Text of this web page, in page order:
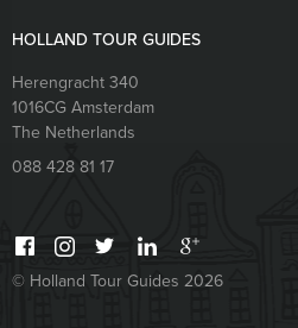
HOLLAND TOUR GUIDES
Herengracht 340
1016CG Amsterdam
The Netherlands
088 428 81 17
© Holland Tour Guides 2026